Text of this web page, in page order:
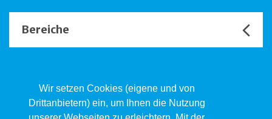
Wir setzen Cookies (eigene und von
Drittanbietern) ein, um Ihnen die Nutzung
Bereiche